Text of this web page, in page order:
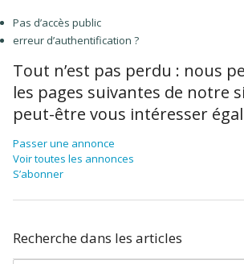
Pas d’accès public
erreur d’authentification ?
Tout n’est pas perdu : nous
les pages suivantes de notre
peut-être vous intéresser
Passer une annonce
Voir toutes les annonces
S’abonner
Recherche dans les articles